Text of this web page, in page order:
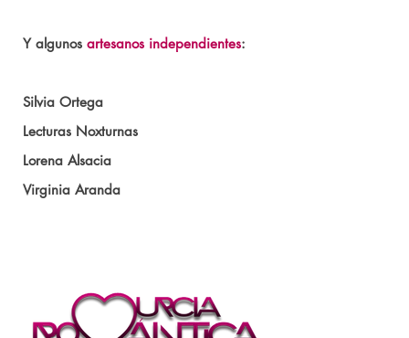
Y algunos artesanos independientes:
Silvia Ortega
Lecturas Noxturnas
Lorena Alsacia
Virginia Aranda